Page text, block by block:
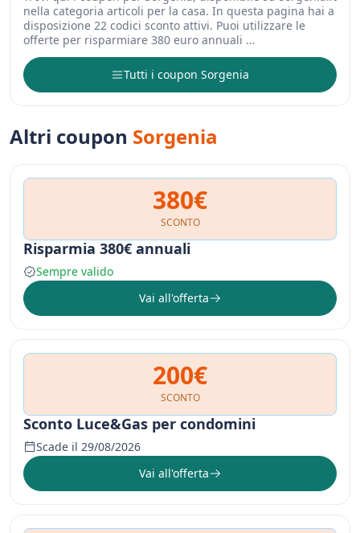
nella categoria articoli per la casa. In questa pagina hai a
disposizione 22 codici sconto attivi. Puoi utilizzare le
offerte per risparmiare 380 euro annuali …
Tutti i coupon Sorgenia
Altri coupon Sorgenia
380€
SCONTO
Risparmia 380€ annuali
Sempre valido
Vai all'offerta
200€
SCONTO
Sconto Luce&Gas per condomini
Scade il 29/08/2026
Vai all'offerta